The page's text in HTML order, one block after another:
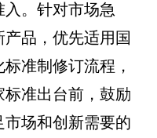
入。针对市场急
品，优先适用国
准制修订流程，
准出台前，鼓励
场和创新需要的